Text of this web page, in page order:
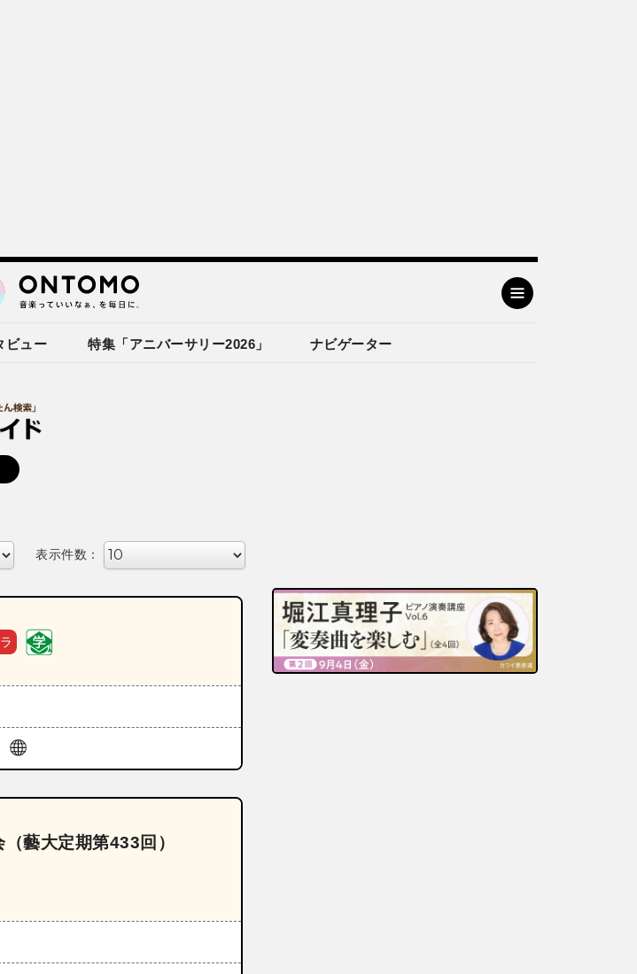
ビュー 特集「アニバーサリー2026」 ナビゲーター
表示件数：
藝大定期第433回）